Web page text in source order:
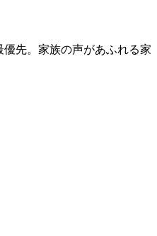
先。家族の声があふれる家